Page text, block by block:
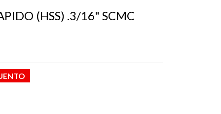
(HSS) .3/16" SCMC